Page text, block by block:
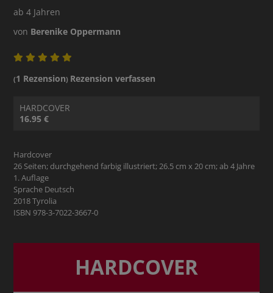
ab 4 Jahren
von Berenike Oppermann
(1 Rezension) Rezension verfassen
HARDCOVER
16.95 €
Hardcover
26 Seiten; durchgehend farbig illustriert; 26.5 cm x 20 cm; ab 4 Jahre
1. Auflage
Sprache Deutsch
2018 Tyrolia
ISBN 978-3-7022-3667-0
HARDCOVER